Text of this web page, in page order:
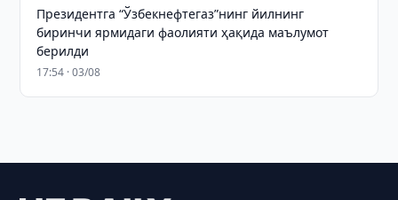
Президентга “Ўзбекнефтегаз”нинг йилнинг
биринчи ярмидаги фаолияти ҳақида маълумот
берилди
17:54 · 03/08